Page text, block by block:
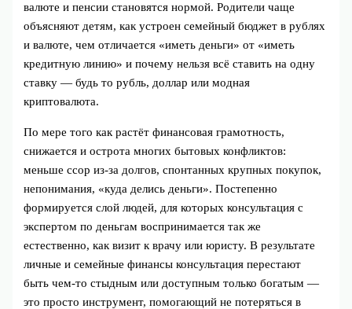
валюте и пенсии становятся нормой. Родители чаще
объясняют детям, как устроен семейный бюджет в рублях
и валюте, чем отличается «иметь деньги» от «иметь
кредитную линию» и почему нельзя всё ставить на одну
ставку — будь то рубль, доллар или модная
криптовалюта.
По мере того как растёт финансовая грамотность,
снижается и острота многих бытовых конфликтов:
меньше ссор из‑за долгов, спонтанных крупных покупок,
непонимания, «куда делись деньги». Постепенно
формируется слой людей, для которых консультация с
экспертом по деньгам воспринимается так же
естественно, как визит к врачу или юристу. В результате
личные и семейные финансы консультация перестают
быть чем‑то стыдным или доступным только богатым —
это просто инструмент, помогающий не потеряться в